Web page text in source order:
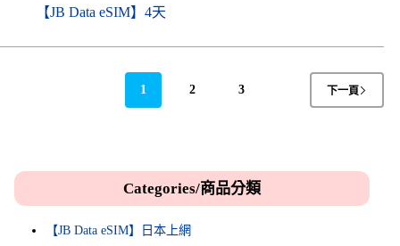
【JB Data eSIM】4天
1 2 3 下一頁
Categories/商品分類
【JB Data eSIM】日本上網